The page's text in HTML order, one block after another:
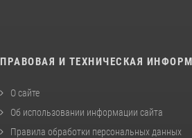
ПРАВОВАЯ И ТЕХНИЧЕСКАЯ
О сайте
Об использовании информации сайта
Правила обработки персональных данных